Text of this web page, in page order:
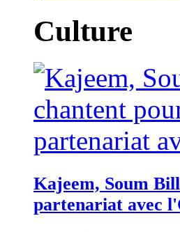
Culture
Kajeem, Soum
partenariat avec